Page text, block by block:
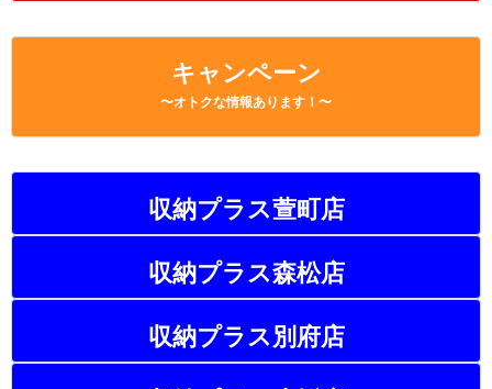
キャンペーン
〜オトクな情報あります！〜
収納プラス萱町店
収納プラス森松店
収納プラス別府店